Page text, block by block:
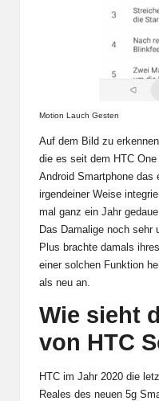
Motion Lauch Gesten
Auf dem Bild zu
die es seit dem HTC
Android Smartphone
irgendeiner Weise
mal ganz ein Jahr
Das Damalige noch sehr
Plus brachte damals
einer solchen Funktion
als neu an.
Wie sieht
von HTC
HTC im Jahr 2020 die
Reales des neuen 5g